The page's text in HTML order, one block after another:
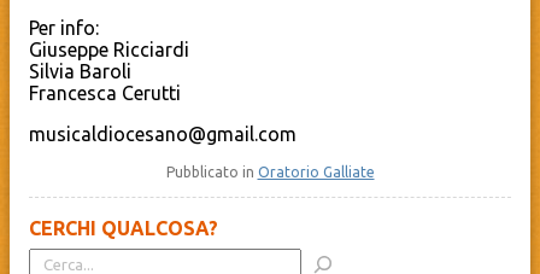
Per info:
Giuseppe Ricciardi
Silvia Baroli
Francesca Cerutti
musicaldiocesano@gmail.com
Pubblicato in Oratorio Galliate
CERCHI QUALCOSA?